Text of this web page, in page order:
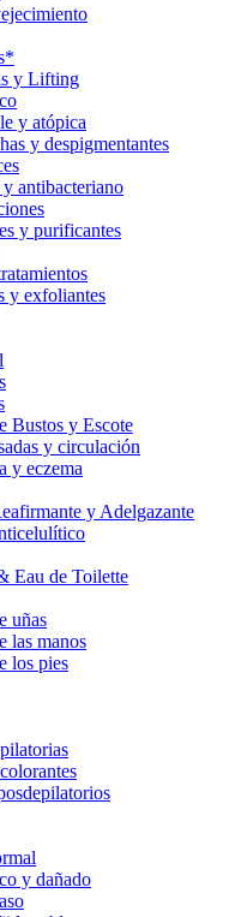
y Lifting
y atópica
y despigmentantes
antibacteriano
y purificantes
y exfoliantes
Bustos y Escote
y circulación
y eczema
y Adelgazante
Eau de Toilette
uñas
las manos
los pies
y dañado